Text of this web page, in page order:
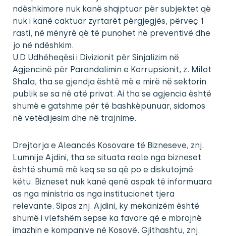
ndëshkimore nuk kanë shqiptuar për subjektet që
nuk i kanë caktuar zyrtarët përgjegjës, përveç 1
rasti, në mënyrë që të punohet në preventivë dhe
jo në ndëshkim.
U.D Udhëheqësi i Divizionit për Sinjalizim në
Agjencinë për Parandalimin e Korrupsionit, z. Milot
Shala, tha se gjendja është më e mirë në sektorin
publik se sa në atë privat. Ai tha se agjencia është
shumë e gatshme për të bashkëpunuar, sidomos
në vetëdijesim dhe në trajnime.
Drejtorja e Aleancës Kosovare të Bizneseve, znj.
Lumnije Ajdini, tha se situata reale nga bizneset
është shumë më keq se sa që po e diskutojmë
këtu. Bizneset nuk kanë qenë aspak të informuara
as nga ministria as nga institucionet tjera
relevante. Sipas znj. Ajdini, ky mekanizëm është
shumë i vlefshëm sepse ka favore që e mbrojnë
imazhin e kompanive në Kosovë. Gjithashtu, znj.